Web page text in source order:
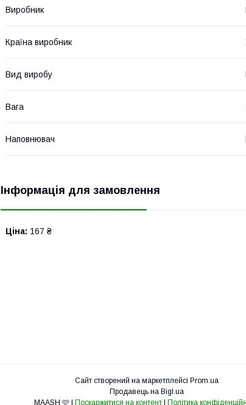
Виробник
Країна виробник
Вид виробу
Вага
Наповнювач
Інформація для замовлення
Ціна: 167 ₴
Сайт створений на маркетплейсі Prom.ua
Продавець на Bigl.ua
MAASH 🩷 | Поскаржитися на контент | Політика